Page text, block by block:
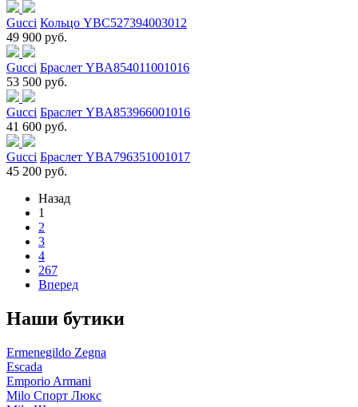
Gucci Кольцо YBC527394003012
49 900 руб.
Gucci Браслет YBA854011001016
53 500 руб.
Gucci Браслет YBA853966001016
41 600 руб.
Gucci Браслет YBA796351001017
45 200 руб.
Назад
1
2
3
4
267
Вперед
Наши бутики
Ermenegildo Zegna
Escada
Emporio Armani
Milo Спорт Люкс